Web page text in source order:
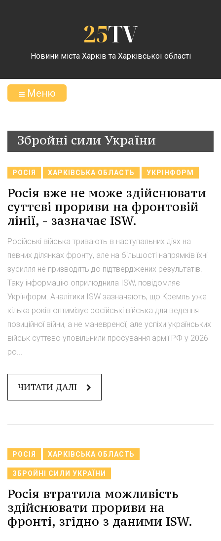
25TV
Новини міста Харків та Харківської області
Меню
Збройні сили України
РОСІЯ ХАРКІВСЬКА ОБЛАСТЬ УКРІНФОРМ
Росія вже не може здійснювати
суттєві прориви на фронтовій
лінії, - зазначає ISW.
Російські війська тривають в наступальних діях на
певних ділянках фронту, але на більшості напрямків їхні
зусилля не призводять до підтверджених результатів.
Таку інформацію оприлюднила ISW, повідомляє
Укрінформ. Аналітики ISW зазначають, що Кремль уже
кілька років оптимізує російські війська для ведення
позиційної війни, а не маневреної, але успіхи українських
військ суттєво уповільнили просування армії РФ у 2026
ро...
ЧИТАТИ ДАЛІ
РОСІЯ ХАРКІВСЬКА ОБЛАСТЬ
ЗБРОЙНІ СИЛИ УКРАЇНИ
Росія втратила можливість
здійснювати прориви на
фронті, згідно з даними ISW.